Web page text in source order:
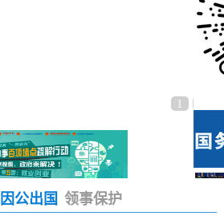
1
因公出国 领事保护